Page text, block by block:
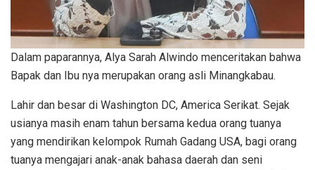
Dalam paparannya, Alya Sarah Alwindo menceritakan bahwa
Bapak dan Ibu nya merupakan orang asli Minangkabau.
Lahir dan besar di Washington DC, America Serikat. Sejak
usianya masih enam tahun bersama kedua orang tuanya
yang mendirikan kelompok Rumah Gadang USA, bagi orang
tuanya mengajari anak-anak bahasa daerah dan seni